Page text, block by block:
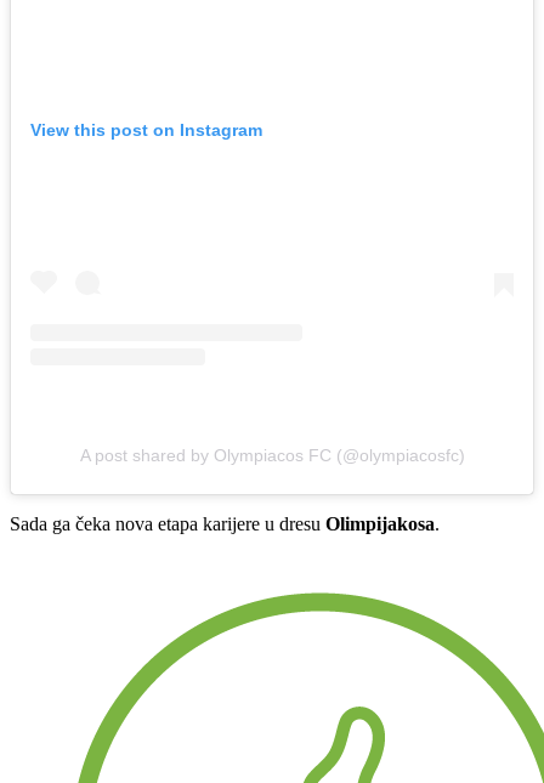
View this post on Instagram
A post shared by Olympiacos FC (@olympiacosfc)
Sada ga čeka nova etapa karijere u dresu Olimpijakosa.